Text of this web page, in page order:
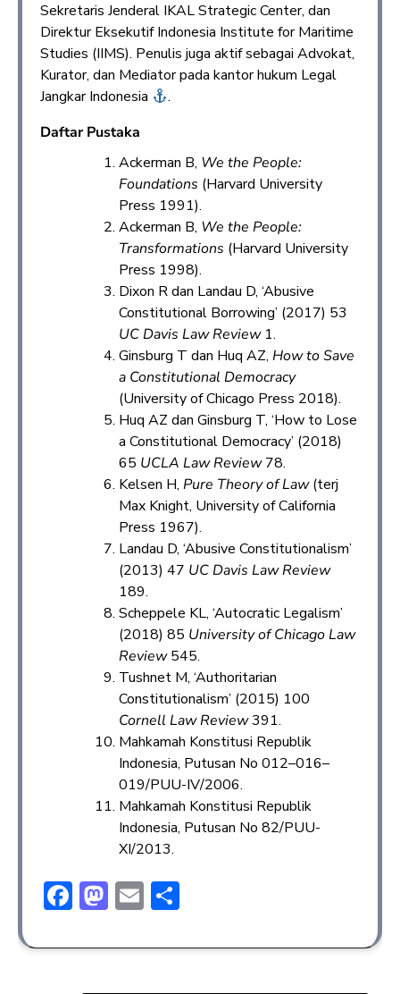
Sekretaris Jenderal IKAL Strategic Center, dan
Direktur Eksekutif Indonesia Institute for Maritime
Studies (IIMS). Penulis juga aktif sebagai Advokat,
Kurator, dan Mediator pada kantor hukum Legal
Jangkar Indonesia
.
Daftar Pustaka
Ackerman B, We the People:
Foundations (Harvard University
Press 1991).
Ackerman B, We the People:
Transformations (Harvard University
Press 1998).
Dixon R dan Landau D, ‘Abusive
Constitutional Borrowing’ (2017) 53
UC Davis Law Review1.
Ginsburg T dan Huq AZ, How to Save
a Constitutional Democracy
(University of Chicago Press 2018).
Huq AZ dan Ginsburg T, ‘How to Lose
a Constitutional Democracy’ (2018)
65 UCLA Law Review78.
Kelsen H, Pure Theory of Law(terj
Max Knight, University of California
Press 1967).
Landau D, ‘Abusive Constitutionalism’
(2013) 47 UC Davis Law Review
189.
Scheppele KL, ‘Autocratic Legalism’
(2018) 85 University of Chicago Law
Review545.
Tushnet M, ‘Authoritarian
Constitutionalism’ (2015) 100
Cornell Law Review391.
Mahkamah Konstitusi Republik
Indonesia, Putusan No 012–016–
019/PUU-IV/2006.
Mahkamah Konstitusi Republik
Indonesia, Putusan No 82/PUU-
XI/2013.
F
e
M
st
E
ai ar